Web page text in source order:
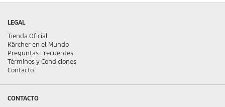
LEGAL
Tienda Oficial
Kärcher en el Mundo
Preguntas Frecuentes
Términos y Condiciones
Contacto
CONTACTO